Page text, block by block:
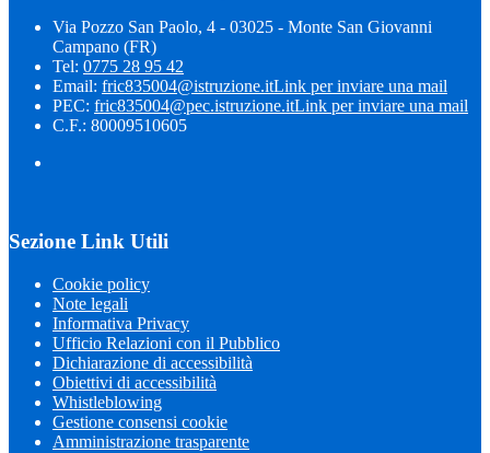
Via Pozzo San Paolo, 4 - 03025 - Monte San Giovanni
Campano (FR)
Tel: 0775 28 95 42
Email: fric835004@istruzione.itLink per inviare una mail
PEC: fric835004@pec.istruzione.itLink per inviare una mail
C.F.: 80009510605
Sezione Link Utili
Cookie policy
Note legali
Informativa Privacy
Ufficio Relazioni con il Pubblico
Dichiarazione di accessibilità
Obiettivi di accessibilità
Whistleblowing
Gestione consensi cookie
Amministrazione trasparente